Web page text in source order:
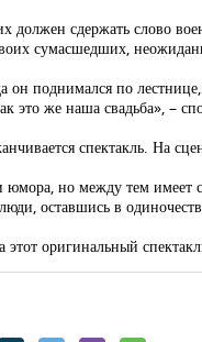
должен сдержать слово
сумасшедших,
он поднимался по
это же наша свадьба», –
спектакль. На
юмора, но между тем имеет
оставшись в
оригинальный